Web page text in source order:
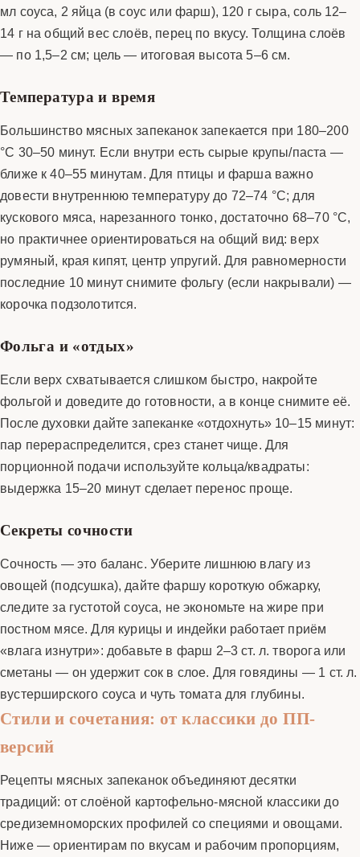
мл соуса, 2 яйца (в соус или фарш), 120 г сыра, соль 12–
14 г на общий вес слоёв, перец по вкусу. Толщина слоёв
— по 1,5–2 см; цель — итоговая высота 5–6 см.
Температура и время
Большинство мясных запеканок запекается при 180–200
°C 30–50 минут. Если внутри есть сырые крупы/паста —
ближе к 40–55 минутам. Для птицы и фарша важно
довести внутреннюю температуру до 72–74 °C; для
кускового мяса, нарезанного тонко, достаточно 68–70 °C,
но практичнее ориентироваться на общий вид: верх
румяный, края кипят, центр упругий. Для равномерности
последние 10 минут снимите фольгу (если накрывали) —
корочка подзолотится.
Фольга и «отдых»
Если верх схватывается слишком быстро, накройте
фольгой и доведите до готовности, а в конце снимите её.
После духовки дайте запеканке «отдохнуть» 10–15 минут:
пар перераспределится, срез станет чище. Для
порционной подачи используйте кольца/квадраты:
выдержка 15–20 минут сделает перенос проще.
Секреты сочности
Сочность — это баланс. Уберите лишнюю влагу из
овощей (подсушка), дайте фаршу короткую обжарку,
следите за густотой соуса, не экономьте на жире при
постном мясе. Для курицы и индейки работает приём
«влага изнутри»: добавьте в фарш 2–3 ст. л. творога или
сметаны — он удержит сок в слое. Для говядины — 1 ст. л.
вустерширского соуса и чуть томата для глубины.
Стили и сочетания: от классики до ПП-
версий
Рецепты мясных запеканок объединяют десятки
традиций: от слоёной картофельно-мясной классики до
средиземноморских профилей со специями и овощами.
Ниже — ориентирам по вкусам и рабочим пропорциям,